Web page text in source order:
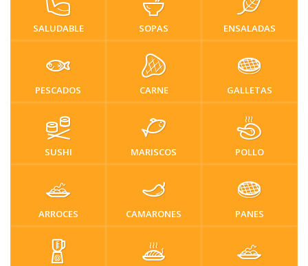
SALUDABLE SOPAS ENSALADAS
PESCADOS CARNE GALLETAS
SUSHI MARISCOS POLLO
ARROCES CAMARONES PANES